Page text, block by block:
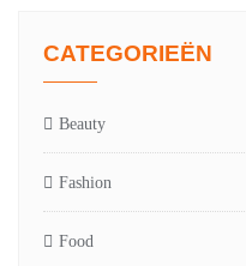
CATEGORIEËN
Beauty
Fashion
Food